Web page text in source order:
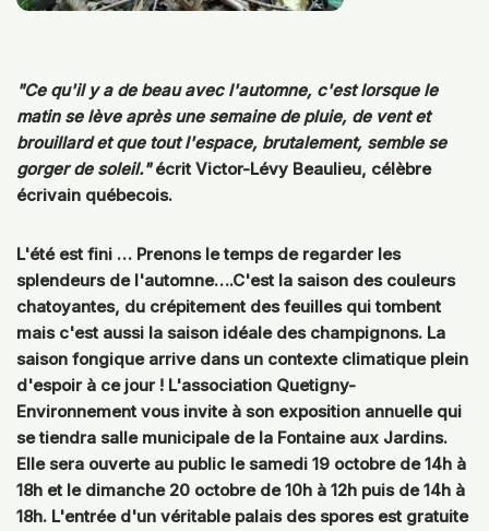
"Ce qu'il y a de beau avec l'automne, c'est lorsque le
matin se lève après une semaine de pluie, de vent et
brouillard et que tout l'espace, brutalement, semble se
gorger de soleil."écrit Victor-Lévy Beaulieu, célèbre
écrivain québecois.
L'été est fini … Prenons le temps de regarder les
splendeurs de l'automne….C'est la saison des couleurs
chatoyantes, du crépitement des feuilles qui tombent
mais c'est aussi la saison idéale des champignons. La
saison fongique arrive dans un contexte climatique plein
d'espoir à ce jour ! L'association Quetigny-
Environnement vous invite à son exposition annuelle qui
se tiendra salle municipale de la Fontaine aux Jardins.
Elle sera ouverte au public le samedi 19 octobre de 14h à
18h et le dimanche 20 octobre de 10h à 12h puis de 14h à
18h. L'entrée d'un véritable palais des spores est gratuite